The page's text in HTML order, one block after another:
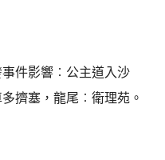
件影響︰公主道入沙
擠塞，龍尾︰衛理苑。